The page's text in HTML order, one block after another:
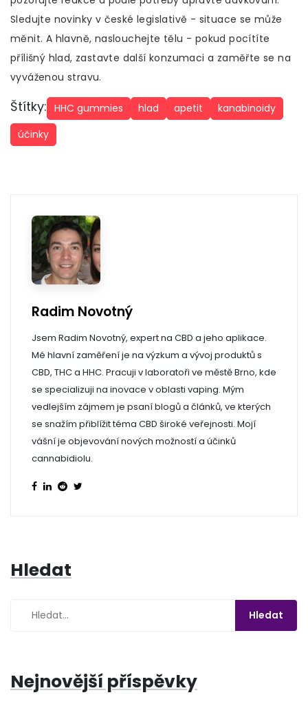
Sledujte novinky v české legislativě - situace se může
měnit. A hlavně, naslouchejte tělu - pokud pocítíte
přílišný hlad, zastavte další konzumaci a zaměřte se na
vyváženou stravu.
Štítky: HHC gummies hlad apetit
kanabinoidy
účinky
Radim Novotný
Jsem Radim Novotný, expert na CBD a jeho aplikace.
Mé hlavní zaměření je na výzkum a vývoj produktů s
CBD, THC a HHC. Pracuji v laboratoři ve městě Brno, kde
se specializuji na inovace v oblasti vaping. Mým
vedlejším zájmem je psaní blogů a článků, ve kterých
se snažím přiblížit téma CBD široké veřejnosti. Mojí
vášní je objevování nových možností a účinků
cannabidiolu.
Hledat
Nejnovější příspěvky